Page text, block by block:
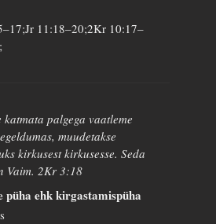
11:18–20;2Kr 10:17–
palgega vaatleme
muudetakse
kirkusest kirkusesse. Seda
Vaim. 2Kr 3:18
püha ehk kirgastamispüha